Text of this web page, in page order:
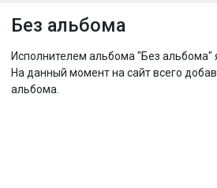
Без альбома
Исполнителем альбома "Без альбома"
На данный момент на сайт всего
альбома.